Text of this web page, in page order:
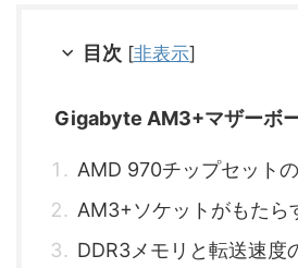
目次 [非表示]
Gigabyte AM3+マザーボ
AMD 970チップセット
AM3+ソケットがもたら
DDR3メモリと転送速度